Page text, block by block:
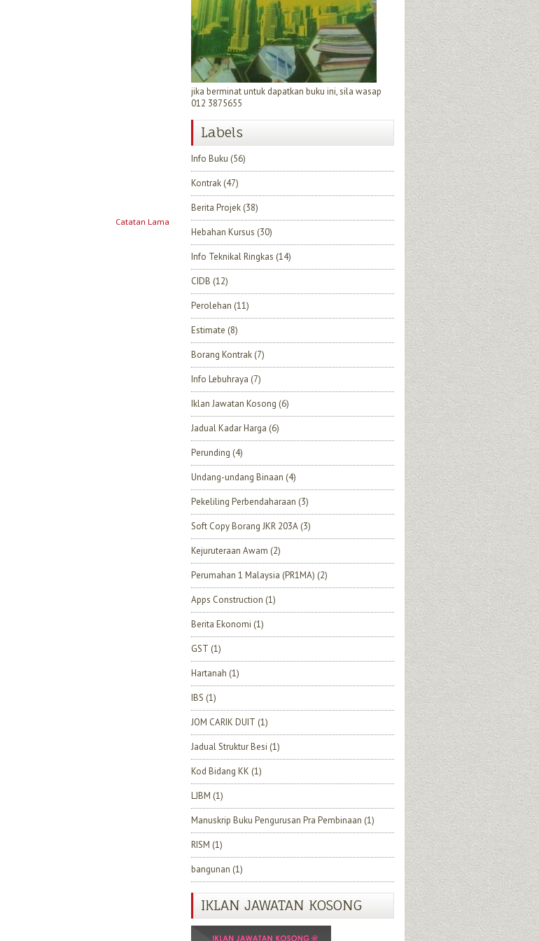
Catatan Lama
jika berminat untuk dapatkan buku ini, sila wasap
012 3875655
Labels
Info Buku (56)
Kontrak (47)
Berita Projek (38)
Hebahan Kursus (30)
Info Teknikal Ringkas (14)
CIDB (12)
Perolehan (11)
Estimate (8)
Borang Kontrak (7)
Info Lebuhraya (7)
Iklan Jawatan Kosong (6)
Jadual Kadar Harga (6)
Perunding (4)
Undang-undang Binaan (4)
Pekeliling Perbendaharaan (3)
Soft Copy Borang JKR 203A (3)
Kejuruteraan Awam (2)
Perumahan 1 Malaysia (PR1MA) (2)
Apps Construction (1)
Berita Ekonomi (1)
GST (1)
Hartanah (1)
IBS (1)
JOM CARIK DUIT (1)
Jadual Struktur Besi (1)
Kod Bidang KK (1)
LJBM (1)
Manuskrip Buku Pengurusan Pra Pembinaan (1)
RISM (1)
bangunan (1)
IKLAN JAWATAN KOSONG